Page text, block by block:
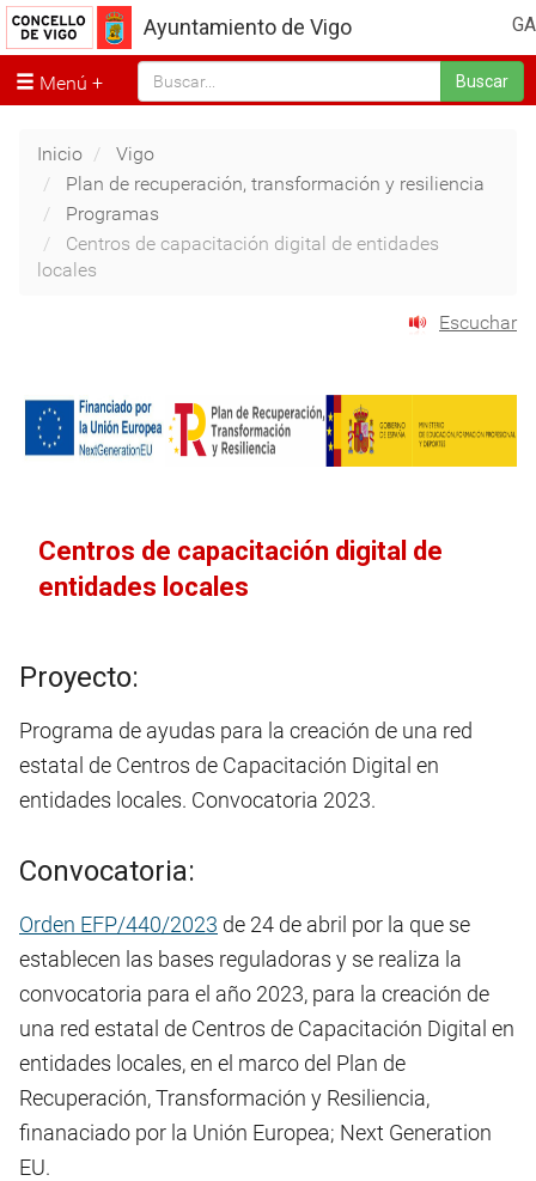
GA
Ayuntamiento de Vigo
Menú Buscar
Inicio
Vigo
Plan de recuperación, transformación y resiliencia
Programas
Centros de capacitación digital de entidades
locales
Escuchar
Centros de capacitación digital de
entidades locales
Proyecto:
Programa de ayudas para la creación de una red
estatal de Centros de Capacitación Digital en
entidades locales. Convocatoria 2023.
Convocatoria:
Orden EFP/440/2023 de 24 de abril por la que se
establecen las bases reguladoras y se realiza la
convocatoria para el año 2023, para la creación de
una red estatal de Centros de Capacitación Digital en
entidades locales, en el marco del Plan de
Recuperación, Transformación y Resiliencia,
finanaciado por la Unión Europea; Next Generation
EU.